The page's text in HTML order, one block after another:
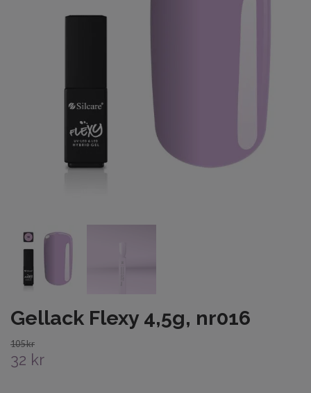
Gellack Flexy 4,5g, nr016
105 kr
32 kr